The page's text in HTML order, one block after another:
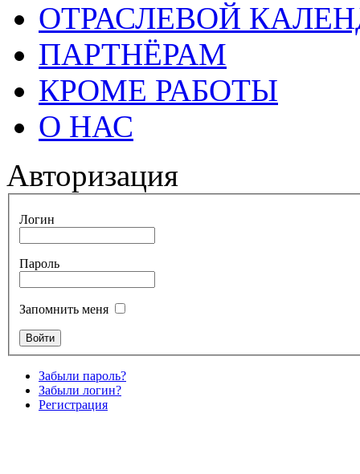
ОТРАСЛЕВОЙ
ПАРТНЁРАМ
КРОМЕ РАБОТЫ
О НАС
Авторизация
Логин
Пароль
Запомнить меня
Забыли пароль?
Забыли логин?
Регистрация